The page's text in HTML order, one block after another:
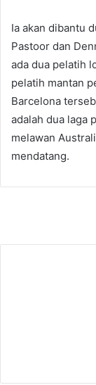
Ia akan dibantu
Pastoor dan
ada dua pelatih
pelatih mantan
Barcelona
adalah dua laga
melawan
mendatang.